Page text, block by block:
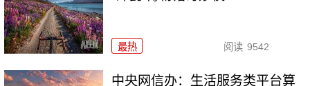
最热 阅读 9542
中央网信办：生活服务类平台算